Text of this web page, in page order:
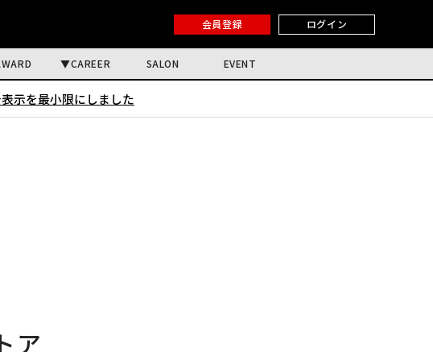
会員登録 ログイン
CAREER SALON EVENT
示を最小限にしました
ア